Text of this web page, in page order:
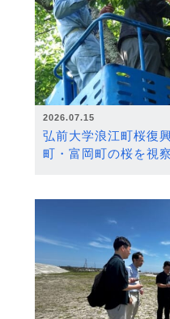
2026.07.15
弘前大学浪江町桜復
町・富岡町の桜を視察